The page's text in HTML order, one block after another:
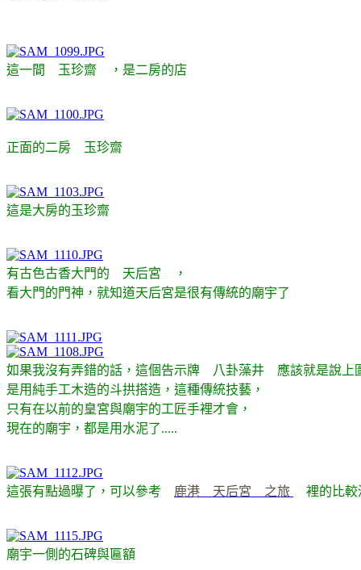
這一間 玉珍齋 ，是二房的店
正面的二房 玉珍齋
這是大房的玉珍齋
有古色古香大門的 天后宮 ，
看大門的門神，就知道天后宮是很有傳統的廟宇了
如果我沒有弄錯的話，這個告示牌 八卦藻井 應該就是說上
是用純手工木造的斗拱搭造，這種傳統技藝，
只有在以前的皇宮與廟宇的工匠手裡才會，
現在的廟宇，都是用水泥了.....
這張有點過曝了，可以參考 鹿港 天后宮 之旅 裡的比較
廟宇一側的石碑與匾額